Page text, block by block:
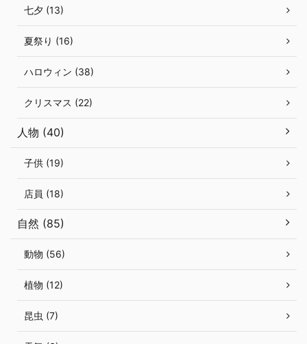
七夕 (13)
夏祭り (16)
ハロウィン (38)
クリスマス (22)
人物 (40)
子供 (19)
店員 (18)
自然 (85)
動物 (56)
植物 (12)
昆虫 (7)